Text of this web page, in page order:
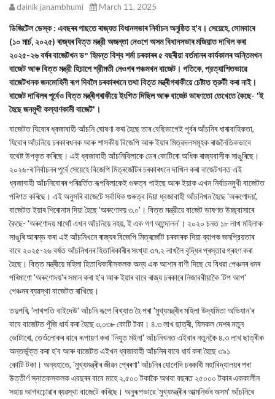
dainik janambhumi March 11, 2025
ডিজিটেল ডেস্ক : এবছৰৰ পাছতে ৰাজ্যত বিধানসভাৰ নিৰ্বাচন অনুষ্ঠিত হ'ব। সেয়েহে, সোমবাৰে
(১০ মার্চ, ২০২৫) ৰাজ্যৰ বিত্ত মন্ত্রী অজন্তা নেওগে অসম বিধানসভাৰ মজিয়াত দাখিল কৰা
২০২৫-২৬ বৰ্ষৰ বাজেটখন ড° হিমন্ত বিশ্ব শৰ্মা চৰকাৰৰ ৫ বছৰীয়া বৰ্তমানৰ কাৰ্যকালৰ অন্তিমখন
বাজেট আৰু বিত্ত মন্ত্রী হিচাপে শ্রীমতী নেওগৰ পঞ্চমখন বাজেট। গতিকে, প্রত্যাশিতভাৱে
বাজেটখনক জনমোহিনী ৰূপ দিবলৈ চৰকাৰখনে তথা বিত্ত মন্ত্ৰীগৰাকীয়ে চেষ্টাত ত্রুটী কৰা নাই।
বাজেট দাখিলৰ পূৰ্বেও বিত্ত মন্ত্ৰীগৰাকীয়ে ইংগিত দিছিল আৰু বাজেট ভাষণতো তেখেতে কৈছে- 'ই
হৈছে জনমুখী কল্যাণকামী বাজেট'।
বাজেটত যিবোৰ ধ্বজাবাহী আঁচনি ঘোষণা কৰা হৈছে তাৰ বেছিভাগেই পূৰ্বৰ আঁচনিৰ ধাৰাবাহিকতা,
যিবোৰ আঁচনিয়ে চৰকাৰখনক আৰু শাসকীয় বিজেপি আৰু ইয়াৰ মিত্রদলসমূহক ৰাজনৈতিকভাবে
যথেষ্ট উপকৃত কৰিছে। এই ধ্বজাবাহী আঁচনিবিলাকে ডেৰ কোটিৰো অধিক ৰাজ্যবাসীক সাঙুৰিছে।
২০২৬-ৰ নিৰ্বাচনৰ পূৰ্বে সেয়েহে বিজেপি মিত্ৰজোঁটৰ চৰকাৰখনে দাখিল কৰা বাজেটখনত এই
ধ্বজাবাহী আঁচনিবোৰৰ পৰিৱৰ্তিত ৰূপবিলাকেই গুৰুত্ব পাইছে আৰু ইয়াক এখন নির্বাচনমুখী বাজেটত
পৰিণত কৰিছে। এই অনুসৰি বাজেটে সৰ্বাধিক গুৰুত্ব দিয়া ধ্বজাবাহী আঁচনিখন হৈছে 'অৰুণোদয়',
বাজেটত ইয়াৰ শিৰোনাম দিয়া হৈছে 'অৰুণোদয় ৩.০'। বিত্ত মন্ত্রীয়ে বাজেট ভাষণত উচ্ছ্বাসাৰে
কৈছে- 'অৰুণোদয় মাথোঁ এখন আঁচনিয়ে নহয়, ই এক গণ আন্দোলন'। ২০২০ চনত ১৮ লাখ মহিলাক
সাঙুৰি আৰম্ভ কৰা এই আঁচনিখনে ৰাজ্যৰ বিজেপি মিত্ৰজোঁট চৰকাৰক দিয়া ব্যাপক জনপ্রিয়তাৰ
বাবে ২০২৫-২৬ বৰ্ষত আঁচনিখনৰ হিতাধিকাৰীৰ সংখ্যা ৩৭.২ লাখলৈ বৃদ্ধিৰ প্ৰস্তাৱ গ্ৰহণ কৰা
হৈছে। বিত্ত মন্ত্ৰীয়ে মহিলা হিতাধিকাৰীসকলক অন্য এক আশাৰ বাণী দিছে যে বিধৱা পেঞ্চনৰ ধনৰ
পৰিমাণো 'অৰুণোদয়'ৰ সমান কৰা হ'ব আৰু ইয়াৰ বাবে ৰাজ্য চৰকাৰে নিজাববীয়াকৈ 'টপ আপ'
পেঞ্চনৰ ব্যৱস্থা বাজেটত ৰাখিছে।
তদুপৰি, 'লাখপতি বাইদেউ' আঁচনি ৰূপে বিখ্যাত হৈ পৰা 'মুখ্যমন্ত্ৰীৰ মহিলা উদ্যমিতা অভিযান'ৰ
বাবে বাজেটত পুঁজি ধাৰ্য কৰা হৈছে ৩,০৩৮ কোটি টকা। ৪.৩ লাখ ছাত্ৰী, যিসকল দেশৰ নতুন
ভোটাৰো, তেওঁলোকৰ বাবে ৰূপায়ণ কৰা 'নিযুত মইনা' আঁচনিখনত এইবাৰ নতুনকৈ ৪.৩ লাখ ছাত্ৰীক
অন্তৰ্ভূক্ত কৰা হ'ব আৰু বাজেটত এইখন ধ্বজাবাহী আঁচনিৰ বাবে ধাৰ্য কৰা হৈছে ৩৯১
কোটি টকা। অন্যহাতে, 'মুখ্যমন্ত্ৰীৰ জীৱন প্ৰেৰণা' আঁচনিৰ যোগেদি চৰকাৰী মহাবিদ্যালয়ৰ পৰা
উত্তীর্ণ স্নাতকসকলক এবছৰৰ বাবে মাহে ২,৫০০ টকাকৈ অথবা বছৰত ২৫০০০ টকাৰ এককালীন
সহায় আগবঢ়োৱাৰ ব্যৱস্থা বাজেটে কৰিছে। অনুৰূপভাৱে 'মুখ্যমন্ত্ৰীৰ আত্মনিৰ্ভৰ অসম' আঁচনিৰে